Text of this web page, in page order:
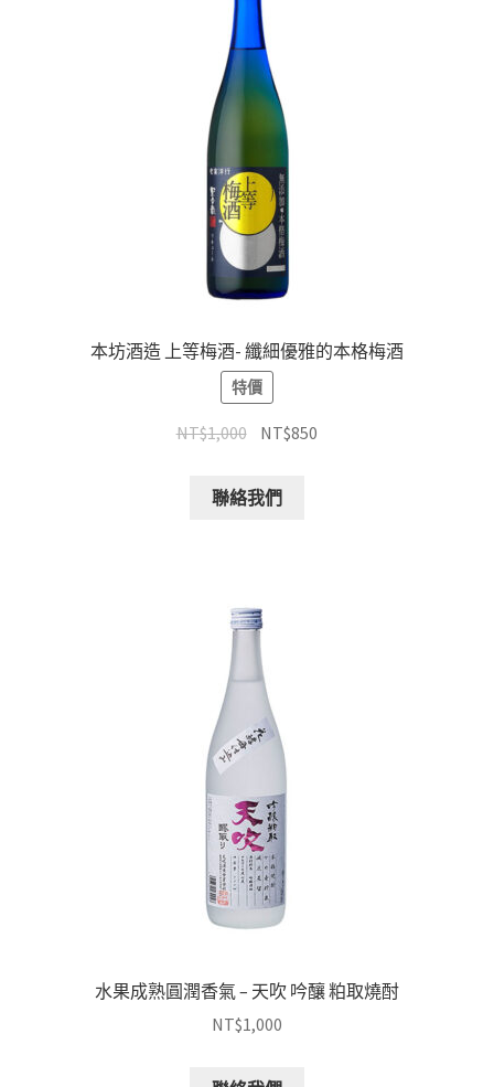
本坊酒造 上等梅酒- 纖細優雅的本格梅酒
特價
NT$1,000 NT$850
聯絡我們
水果成熟圓潤香氣 – 天吹 吟釀 粕取燒酎
NT$1,000